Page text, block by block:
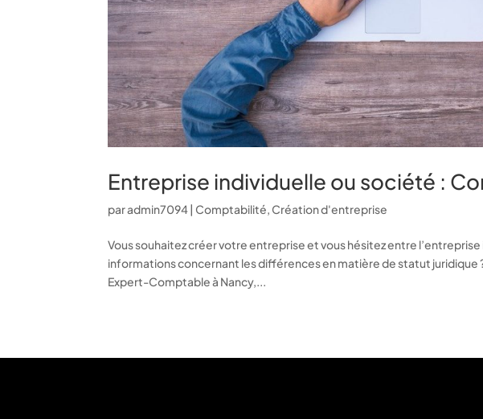
Entreprise individuelle ou société :
paradmin7094| Comptabilité, Création d'entreprise
Vous souhaitez créer votre entreprise et vous hésitez entre
informations concernant les différences en matière de statut juridique
Expert-Comptable à Nancy,...